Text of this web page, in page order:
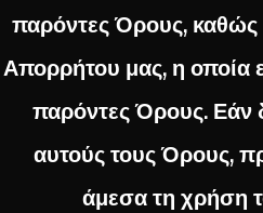
παρόντες Όρους, καθώς
Απορρήτου μας, η οποία
παρόντες Όρους. Εάν
αυτούς τους Όρους,
άμεσα τη χρήση